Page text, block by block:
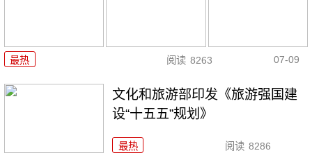
最热 阅读 8263 07-09
文化和旅游部印发《旅游强国建
设“十五五”规划》
最热 阅读 8286